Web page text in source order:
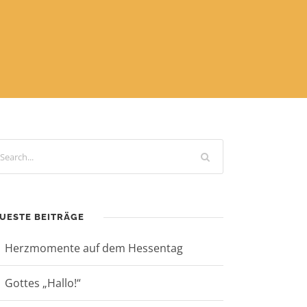
BEITRÄGE
Herzmomente auf dem Hessentag
Gottes „Hallo!“